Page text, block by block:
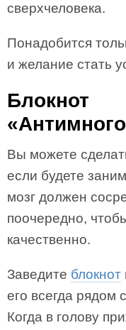
сверхчеловека.
Понадобится
и желание стать
Блокнот
Вы можете
если будете
мозг должен
поочередно,
качественно.
Заведите блокнот
его всегда рядом
Когда в голову